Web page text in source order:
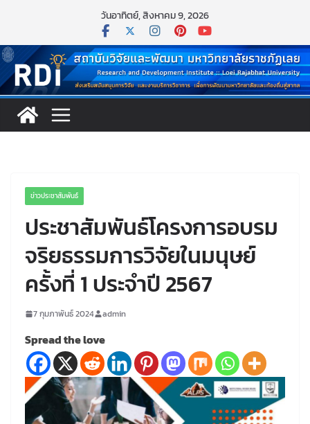
content
วันอาทิตย์, สิงหาคม 9, 2026
ข่าวประชาสัมพันธ์
ประชาสัมพันธ์โครงการอบรม
จริยธรรมการวิจัยในมนุษย์
ครั้งที่ 1 ประจำปี 2567
7 กุมภาพันธ์ 2024 admin
Spread the love